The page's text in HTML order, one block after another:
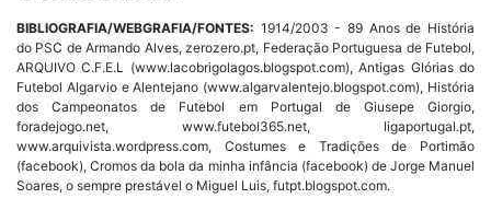
BIBLIOGRAFIA/WEBGRAFIA/FONTES: 1914/2003 - 89 Anos de História
do PSC de Armando Alves, zerozero.pt, Federação Portuguesa de Futebol,
ARQUIVO C.F.E.L (www.lacobrigolagos.blogspot.com), Antigas Glórias do
Futebol Algarvio e Alentejano (www.algarvalentejo.blogspot.com), História
dos Campeonatos de Futebol em Portugal de Giusepe Giorgio,
foradejogo.net, www.futebol365.net, ligaportugal.pt,
www.arquivista.wordpress.com, Costumes e Tradições de Portimão
(facebook), Cromos da bola da minha infância (facebook) de Jorge Manuel
Soares, o sempre prestável o Miguel Luis, futpt.blogspot.com.